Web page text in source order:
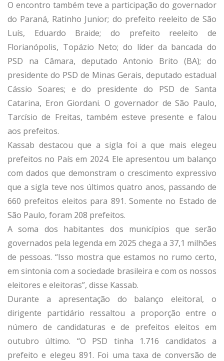
O encontro também teve a participação do governador
do Paraná, Ratinho Junior; do prefeito reeleito de São
Luís, Eduardo Braide; do prefeito reeleito de
Florianópolis, Topázio Neto; do líder da bancada do
PSD na Câmara, deputado Antonio Brito (BA); do
presidente do PSD de Minas Gerais, deputado estadual
Cássio Soares; e do presidente do PSD de Santa
Catarina, Eron Giordani. O governador de São Paulo,
Tarcísio de Freitas, também esteve presente e falou
aos prefeitos.
Kassab destacou que a sigla foi a que mais elegeu
prefeitos no País em 2024. Ele apresentou um balanço
com dados que demonstram o crescimento expressivo
que a sigla teve nos últimos quatro anos, passando de
660 prefeitos eleitos para 891. Somente no Estado de
São Paulo, foram 208 prefeitos.
A soma dos habitantes dos municípios que serão
governados pela legenda em 2025 chega a 37,1 milhões
de pessoas. “Isso mostra que estamos no rumo certo,
em sintonia com a sociedade brasileira e com os nossos
eleitores e eleitoras”, disse Kassab.
Durante a apresentação do balanço eleitoral, o
dirigente partidário ressaltou a proporção entre o
número de candidaturas e de prefeitos eleitos em
outubro último. “O PSD tinha 1.716 candidatos a
prefeito e elegeu 891. Foi uma taxa de conversão de